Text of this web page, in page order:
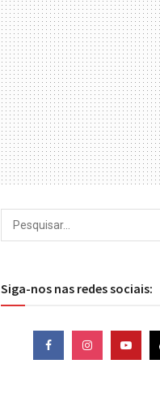
Siga-nos nas redes sociais: